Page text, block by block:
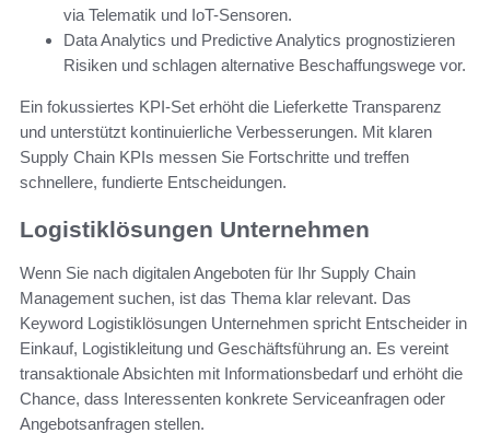
via Telematik und IoT-Sensoren.
Data Analytics und Predictive Analytics prognostizieren
Risiken und schlagen alternative Beschaffungswege vor.
Ein fokussiertes KPI-Set erhöht die Lieferkette Transparenz
und unterstützt kontinuierliche Verbesserungen. Mit klaren
Supply Chain KPIs messen Sie Fortschritte und treffen
schnellere, fundierte Entscheidungen.
Logistiklösungen Unternehmen
Wenn Sie nach digitalen Angeboten für Ihr Supply Chain
Management suchen, ist das Thema klar relevant. Das
Keyword Logistiklösungen Unternehmen spricht Entscheider in
Einkauf, Logistikleitung und Geschäftsführung an. Es vereint
transaktionale Absichten mit Informationsbedarf und erhöht die
Chance, dass Interessenten konkrete Serviceanfragen oder
Angebotsanfragen stellen.